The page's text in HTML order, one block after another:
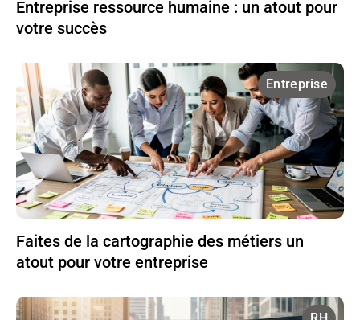
Entreprise ressource humaine : un atout pour
votre succès
Entreprise
Faites de la cartographie des métiers un
atout pour votre entreprise